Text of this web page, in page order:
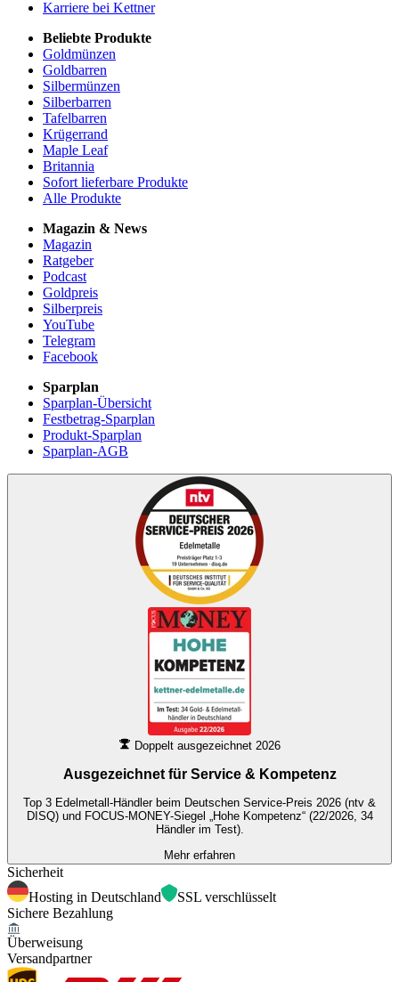
Karriere bei Kettner
Beliebte Produkte
Goldmünzen
Goldbarren
Silbermünzen
Silberbarren
Tafelbarren
Krügerrand
Maple Leaf
Britannia
Sofort lieferbare Produkte
Alle Produkte
Magazin & News
Magazin
Ratgeber
Podcast
Goldpreis
Silberpreis
YouTube
Telegram
Facebook
Sparplan
Sparplan-Übersicht
Festbetrag-Sparplan
Produkt-Sparplan
Sparplan-AGB
Doppelt ausgezeichnet 2026
Ausgezeichnet für Service & Kompetenz
Top 3 Edelmetall-Händler beim Deutschen Service-Preis 2026 (ntv &
DISQ) und FOCUS-MONEY-Siegel „Hohe Kompetenz“ (22/2026, 34
Händler im Test).
Mehr erfahren
Sicherheit
Hosting in Deutschland
SSL verschlüsselt
Sichere Bezahlung
Überweisung
Versandpartner